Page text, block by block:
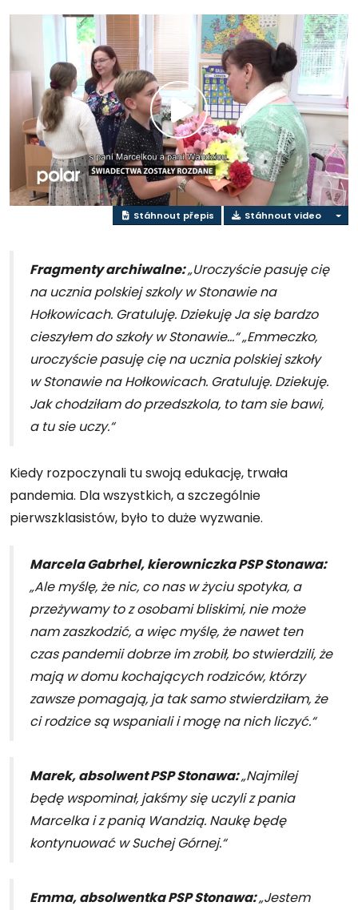
Přehrát
video
Stáhnout přepis Stáhnout video
Fragmenty archiwalne:„Uroczyście pasuję cię
na ucznia polskiej szkoly w Stonawie na
Hołkowicach. Gratuluję. Dziekuję Ja się bardzo
cieszyłem do szkoły w Stonawie…“ „Emmeczko,
uroczyście pasuję cię na ucznia polskiej szkoły
w Stonawie na Hołkowicach. Gratuluję. Dziekuję.
Jak chodziłam do przedszkola, to tam sie bawi,
a tu sie uczy.“
Kiedy rozpoczynali tu swoją edukację, trwała
pandemia. Dla wszystkich, a szczególnie
pierwszklasistów, było to duże wyzwanie.
Marcela Gabrhel, kierowniczka PSP Stonawa:
„Ale myślę, że nic, co nas w życiu spotyka, a
przeżywamy to z osobami bliskimi, nie może
nam zaszkodzić, a więc myślę, że nawet ten
czas pandemii dobrze im zrobił, bo stwierdzili, że
mają w domu kochających rodziców, którzy
zawsze pomagają, ja tak samo stwierdziłam, że
ci rodzice są wspaniali i mogę na nich liczyć.“
Marek, absolwent PSP Stonawa:„Najmilej
będę wspominał, jakśmy się uczyli z pania
Marcelka i z panią Wandzią. Naukę będę
kontynuować w Suchej Górnej.“
Emma, absolwentka PSP Stonawa:„Jestem